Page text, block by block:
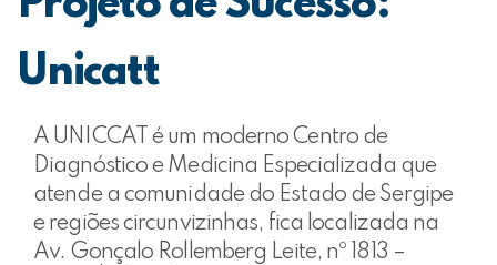
Unicatt
A UNICCAT é um moderno Centro de
Diagnóstico e Medicina Especializada que
atende a comunidade do Estado de Sergipe
e regiões circunvizinhas, fica localizada na
Av. Gonçalo Rollemberg Leite, nº 1813 –